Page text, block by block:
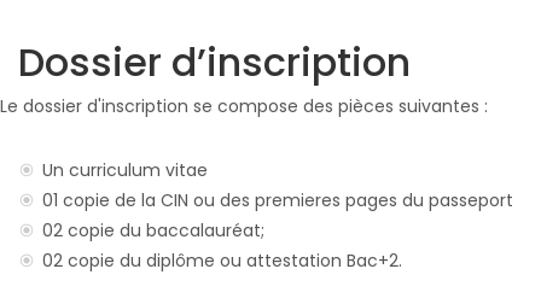
Dossier d’inscription
Le dossier d'inscription se compose des pièces suivantes :
Un curriculum vitae
01 copie de la CIN ou des premieres pages du passeport
02 copie du baccalauréat;
02 copie du diplôme ou attestation Bac+2.